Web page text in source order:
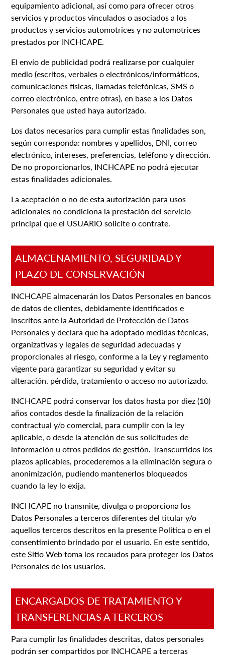
equipamiento adicional, así como para ofrecer otros
servicios y productos vinculados o asociados a los
productos y servicios automotrices y no automotrices
prestados por INCHCAPE.
El envío de publicidad podrá realizarse por cualquier
medio (escritos, verbales o electrónicos/informáticos,
comunicaciones físicas, llamadas telefónicas, SMS o
correo electrónico, entre otras), en base a los Datos
Personales que usted haya autorizado.
Los datos necesarios para cumplir estas finalidades son,
según corresponda: nombres y apellidos, DNI, correo
electrónico, intereses, preferencias, teléfono y dirección.
De no proporcionarlos, INCHCAPE no podrá ejecutar
estas finalidades adicionales.
La aceptación o no de esta autorización para usos
adicionales no condiciona la prestación del servicio
principal que el USUARIO solicite o contrate.
ALMACENAMIENTO, SEGURIDAD Y
PLAZO DE CONSERVACIÓN
INCHCAPE almacenarán los Datos Personales en bancos
de datos de clientes, debidamente identificados e
inscritos ante la Autoridad de Protección de Datos
Personales y declara que ha adoptado medidas técnicas,
organizativas y legales de seguridad adecuadas y
proporcionales al riesgo, conforme a la Ley y reglamento
vigente para garantizar su seguridad y evitar su
alteración, pérdida, tratamiento o acceso no autorizado.
INCHCAPE podrá conservar los datos hasta por diez (10)
años contados desde la finalización de la relación
contractual y/o comercial, para cumplir con la ley
aplicable, o desde la atención de sus solicitudes de
información u otros pedidos de gestión. Transcurridos los
plazos aplicables, procederemos a la eliminación segura o
anonimización, pudiendo mantenerlos bloqueados
cuando la ley lo exija.
INCHCAPE no transmite, divulga o proporciona los
Datos Personales a terceros diferentes del titular y/o
aquellos terceros descritos en la presente Política o en el
consentimiento brindado por el usuario. En este sentido,
este Sitio Web toma los recaudos para proteger los Datos
Personales de los usuarios.
ENCARGADOS DE TRATAMIENTO Y
TRANSFERENCIAS A TERCEROS
Para cumplir las finalidades descritas, datos personales
podrán ser compartidos por INCHCAPE a terceras